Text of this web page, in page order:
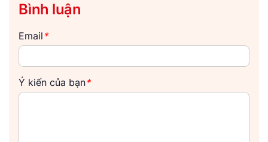
Bình luận
Email *
Ý kiến của bạn*